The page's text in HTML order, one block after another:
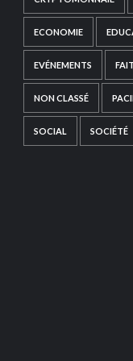
ECONOMIE
EVÉNEMENTS
NON CLASSÉ
SOCIAL SOCIÉTÉ